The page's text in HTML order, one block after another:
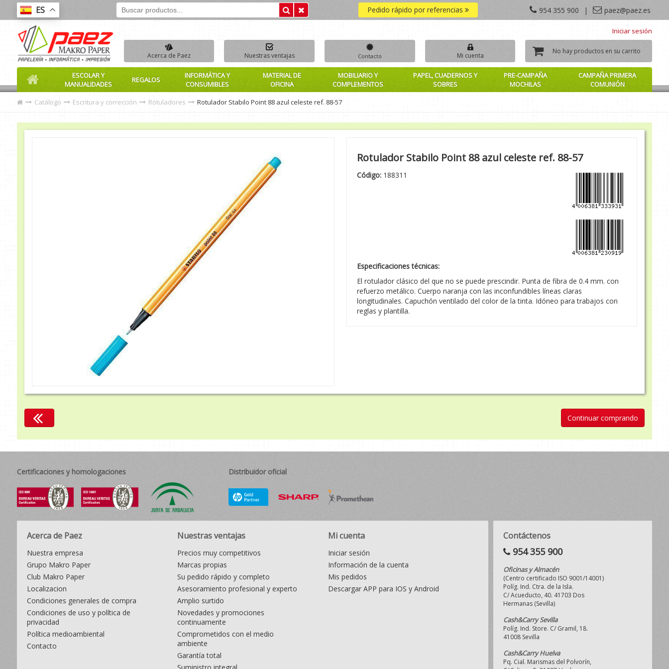
ES 954 355 900 | paez@paez.es
Pedido rápido por referencias
Iniciar sesión
Acerca de Paez Nuestras ventajas Contacto Mi cuenta
No hay productos en su carrito
ESCOLAR Y
MANUALIDADES
REGALOS
INFORMÁTICA Y
CONSUMIBLES
MATERIAL DE
OFICINA
MOBILIARIO Y
COMPLEMENTOS
PAPEL, CUADERNOS Y
SOBRES
PRE-CAMPAÑA
MOCHILAS
CAMPAÑA PRIMERA
COMUNIÓN
Catálogo
Escritura y corrección Rotuladores Rotulador Stabilo Point 88 azul celeste ref. 88-57
Rotulador Stabilo Point 88 azul celeste ref. 88-57
Código: 188311
Especificaciones técnicas:
El rotulador clásico del que no se puede prescindir. Punta de fibra de 0.4 mm. con
refuerzo metálico. Cuerpo naranja con las inconfundibles líneas claras
longitudinales. Capuchón ventilado del color de la tinta. Idóneo para trabajos con
reglas y plantilla.
Continuar comprando
Certificaciones y homologaciones Distribuidor oficial
Acerca de Paez
Nuestra empresa
Grupo Makro Paper
Club Makro Paper
Localizacion
Condiciones generales de compra
Condiciones de uso y política de
privacidad
Política medioambiental
Contacto
Nuestras ventajas
Precios muy competitivos
Marcas propias
Su pedido rápido y completo
Asesoramiento profesional y experto
Amplio surtido
Novedades y promociones
continuamente
Comprometidos con el medio
ambiente
Garantía total
Mi cuenta
Iniciar sesión
Información de la cuenta
Mis pedidos
Descargar APP para IOS y Android
Contáctenos
954 355 900
Oficinas y Almacén
(Centro certificado ISO 9001/14001)
Políg. Ind. Ctra. de la Isla.
C/ Acueducto, 40. 41703 Dos
Hermanas (Sevilla)
Cash&Carry Sevilla
Políg. Ind. Store. C/ Gramil, 18.
41008 Sevilla
Cash&Carry Huelva
Pq. Cial. Marismas del Polvorín,